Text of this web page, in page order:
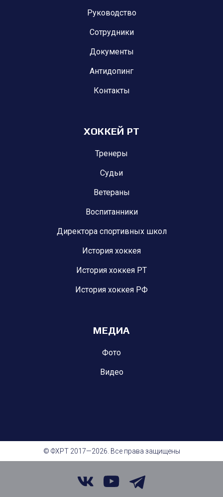
Руководство
Сотрудники
Документы
Антидопинг
Контакты
ХОККЕЙ РТ
Тренеры
Судьи
Ветераны
Воспитанники
Директора спортивных школ
История хоккея
История хоккея РТ
История хоккея РФ
МЕДИА
Фото
Видео
© ФХРТ 2017—2026. Все права защищены